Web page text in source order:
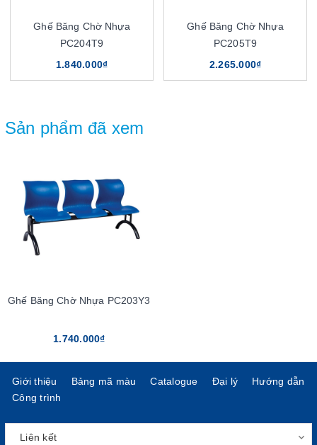
Ghế Băng Chờ Nhựa
PC204T9
1.840.000₫
Ghế Băng Chờ Nhựa
PC205T9
2.265.000₫
Sản phẩm đã xem
Ghế Băng Chờ Nhựa PC203Y3
1.740.000₫
Giới thiệu Bảng mã màu Catalogue Đại lý
Hướng dẫn
Công trình